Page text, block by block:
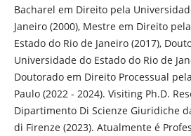
Bacharel em Direito pela
Janeiro (2000), Mestre em Direito
Estado do Rio de Janeiro (2017),
Universidade do Estado do Rio de
Doutorado em Direito Processual
Paulo (2022 - 2024). Visiting Ph.D.
Dipartimento Di Scienze Giuridiche
di Firenze (2023). Atualmente é